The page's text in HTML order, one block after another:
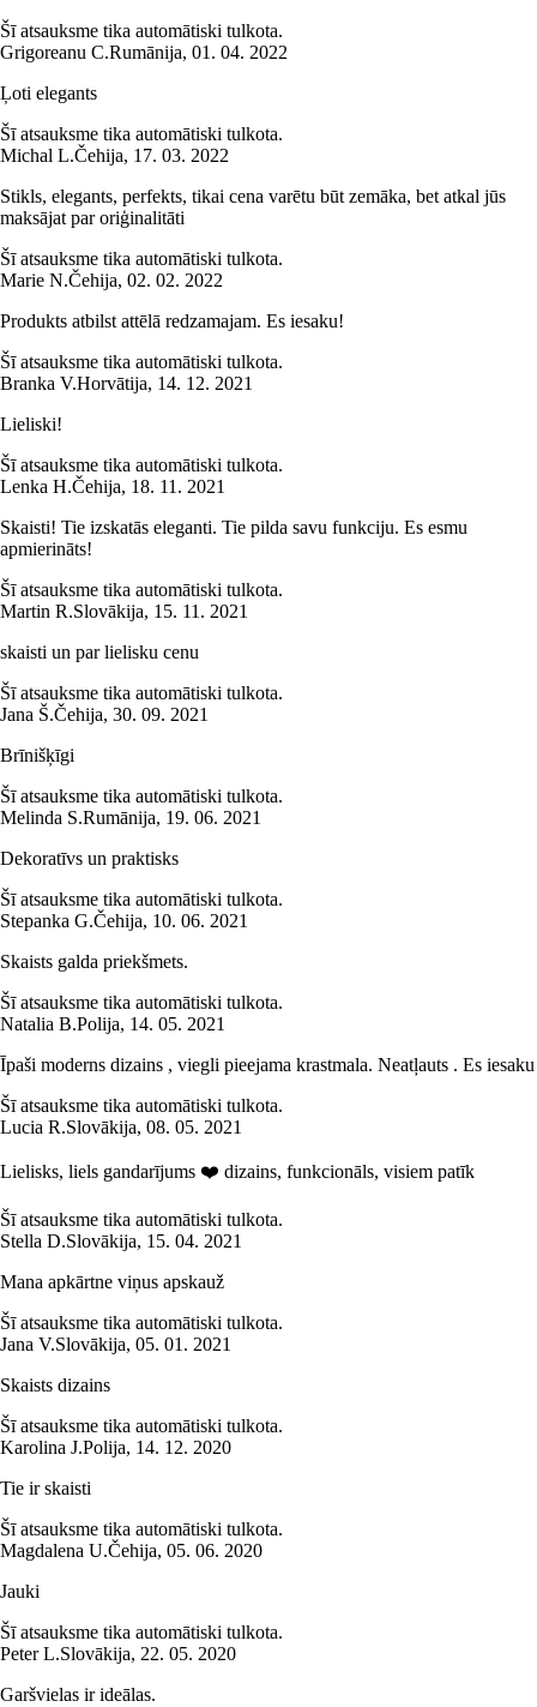
Šī atsauksme tika automātiski tulkota.
Grigoreanu C.Rumānija, 01. 04. 2022
Ļoti elegants
Šī atsauksme tika automātiski tulkota.
Michal L.Čehija, 17. 03. 2022
Stikls, elegants, perfekts, tikai cena varētu būt zemāka, bet atkal jūs
maksājat par oriģinalitāti
Šī atsauksme tika automātiski tulkota.
Marie N.Čehija, 02. 02. 2022
Produkts atbilst attēlā redzamajam. Es iesaku!
Šī atsauksme tika automātiski tulkota.
Branka V.Horvātija, 14. 12. 2021
Lieliski!
Šī atsauksme tika automātiski tulkota.
Lenka H.Čehija, 18. 11. 2021
Skaisti! Tie izskatās eleganti. Tie pilda savu funkciju. Es esmu
apmierināts!
Šī atsauksme tika automātiski tulkota.
Martin R.Slovākija, 15. 11. 2021
skaisti un par lielisku cenu
Šī atsauksme tika automātiski tulkota.
Jana Š.Čehija, 30. 09. 2021
Brīnišķīgi
Šī atsauksme tika automātiski tulkota.
Melinda S.Rumānija, 19. 06. 2021
Dekoratīvs un praktisks
Šī atsauksme tika automātiski tulkota.
Stepanka G.Čehija, 10. 06. 2021
Skaists galda priekšmets.
Šī atsauksme tika automātiski tulkota.
Natalia B.Polija, 14. 05. 2021
Īpaši moderns dizains , viegli pieejama krastmala. Neatļauts . Es iesaku
Šī atsauksme tika automātiski tulkota.
Lucia R.Slovākija, 08. 05. 2021
Lielisks, liels gandarījums ❤️ dizains, funkcionāls, visiem patīk
Šī atsauksme tika automātiski tulkota.
Stella D.Slovākija, 15. 04. 2021
Mana apkārtne viņus apskauž
Šī atsauksme tika automātiski tulkota.
Jana V.Slovākija, 05. 01. 2021
Skaists dizains
Šī atsauksme tika automātiski tulkota.
Karolina J.Polija, 14. 12. 2020
Tie ir skaisti
Šī atsauksme tika automātiski tulkota.
Magdalena U.Čehija, 05. 06. 2020
Jauki
Šī atsauksme tika automātiski tulkota.
Peter L.Slovākija, 22. 05. 2020
Garšvielas ir ideālas.